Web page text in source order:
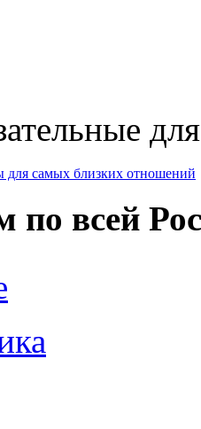
для самых близких отношений
всей